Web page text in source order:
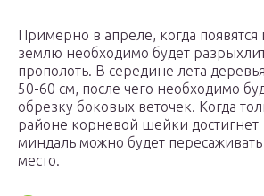
Примерно в апреле, когда
землю необходимо будет
прополоть. В середине лета
50-60 см, после чего необходимо
обрезку боковых веточек. Когда
районе корневой шейки достигнет
миндаль можно будет
место.